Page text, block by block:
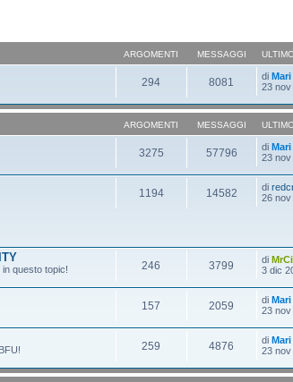
ARGOMENTI MESSAGGI
294 8081 diMari
23 nov
ARGOMENTI MESSAGGI
3275 57796 diMari
23 nov
1194 14582 di
26 nov
questo topic!
246 3799 di
3 dic
157 2059 diMari
23 nov
259 4876 diMari
23 nov